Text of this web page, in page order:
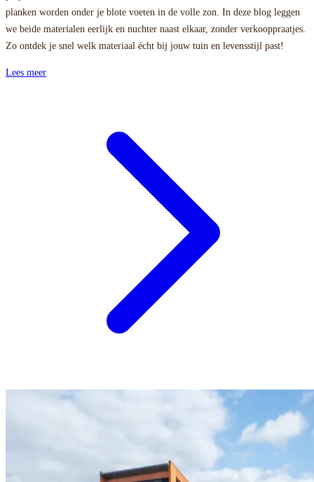
planken worden onder je blote voeten in de volle zon. In deze blog leggen
we beide materialen eerlijk en nuchter naast elkaar, zonder verkooppraatjes.
Zo ontdek je snel welk materiaal écht bij jouw tuin en levensstijl past!
Lees meer